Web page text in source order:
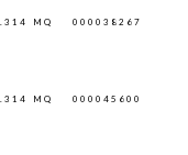
MQ 000038267
MQ 000045600